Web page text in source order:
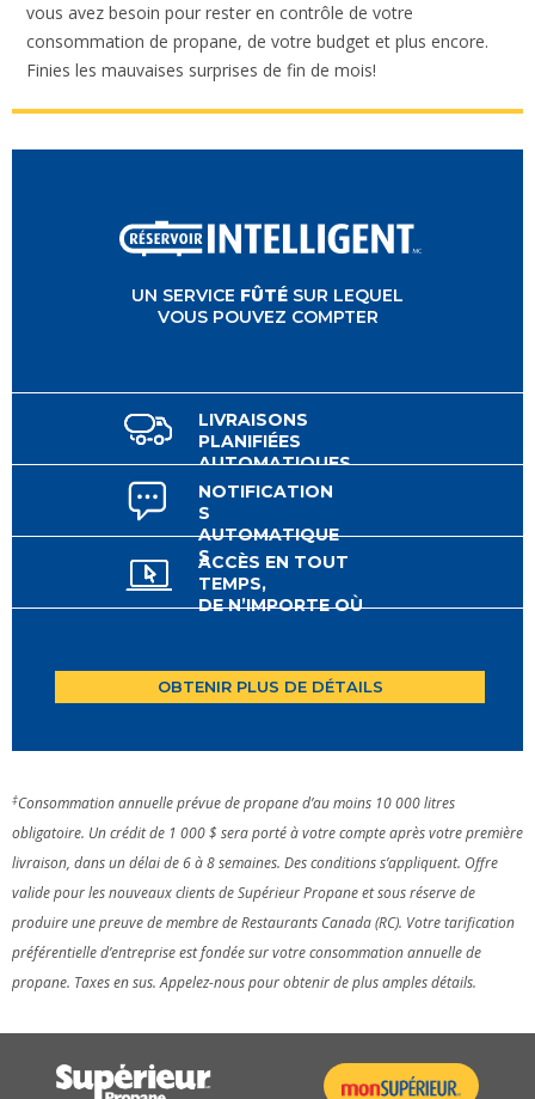
vous avez besoin pour rester en contrôle de votre
consommation de propane, de votre budget et plus encore.
Finies les mauvaises surprises de fin de mois!
SUR LEQUEL
OÙ
B
N
P
U
D
E
D
É
A
L
SUR LEQUEL
OÙ
B
N
P
U
D
E
D
É
A
L
UN SERVICE FÛTÉ SUR LEQUEL
VOUS POUVEZ COMPTER
LIVRAISONS
PLANIFIÉES
AUTOMATIQUES
NOTIFICATION
S
AUTOMATIQUE
S
ACCÈS EN TOUT
TEMPS,
DE N’IMPORTE OÙ
OBTENIR PLUS DE DÉTAILS
‡Consommation annuelle prévue de propane d’au moins 10 000 litres
obligatoire. Un crédit de 1 000 $ sera porté à votre compte après votre première
livraison, dans un délai de 6 à 8 semaines. Des conditions s’appliquent. Offre
valide pour les nouveaux clients de Supérieur Propane et sous réserve de
produire une preuve de membre de Restaurants Canada (RC). Votre tarification
préférentielle d’entreprise est fondée sur votre consommation annuelle de
propane. Taxes en sus. Appelez-nous pour obtenir de plus amples détails.